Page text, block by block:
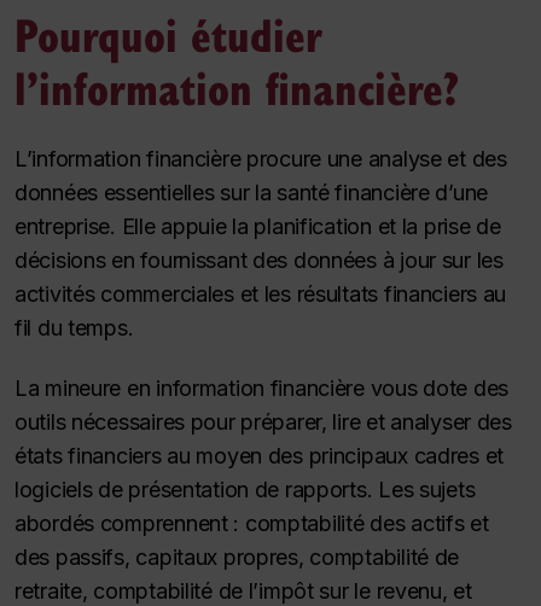
Pourquoi étudier
l’information financière?
L’information financière procure une analyse et des
données essentielles sur la santé financière d’une
entreprise. Elle appuie la planification et la prise de
décisions en fournissant des données à jour sur les
activités commerciales et les résultats financiers au
fil du temps.
La mineure en information financière vous dote des
outils nécessaires pour préparer, lire et analyser des
états financiers au moyen des principaux cadres et
logiciels de présentation de rapports. Les sujets
abordés comprennent : comptabilité des actifs et
des passifs, capitaux propres, comptabilité de
retraite, comptabilité de l’impôt sur le revenu, et